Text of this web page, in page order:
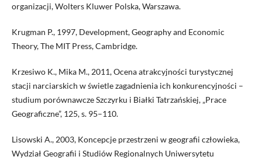
organizacji, Wolters Kluwer Polska, Warszawa.
Krugman P., 1997, Development, Geography and Economic
Theory, The MIT Press, Cambridge.
Krzesiwo K., Mika M., 2011, Ocena atrakcyjności turystycznej
stacji narciarskich w świetle zagadnienia ich konkurencyjności –
studium porównawcze Szczyrku i Białki Tatrzańskiej, „Prace
Geograficzne”, 125, s. 95–110.
Lisowski A., 2003, Koncepcje przestrzeni w geografii człowieka,
Wydział Geografii i Studiów Regionalnych Uniwersytetu